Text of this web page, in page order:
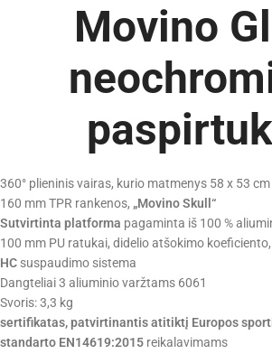
Movino
360° plieninis vairas, kurio matmenys 58 x 53 cm
160 mm TPR rankenos, „Movino Skull“
Sutvirtinta platforma pagaminta iš 100 %
100 mm PU ratukai, didelio atšokimo
HC suspaudimo sistema
Dangteliai 3 aliuminio varžtams 6061
Svoris: 3,3 kg
sertifikatas, patvirtinantis atitiktį Europos
standarto EN14619:2015 reikalavimams